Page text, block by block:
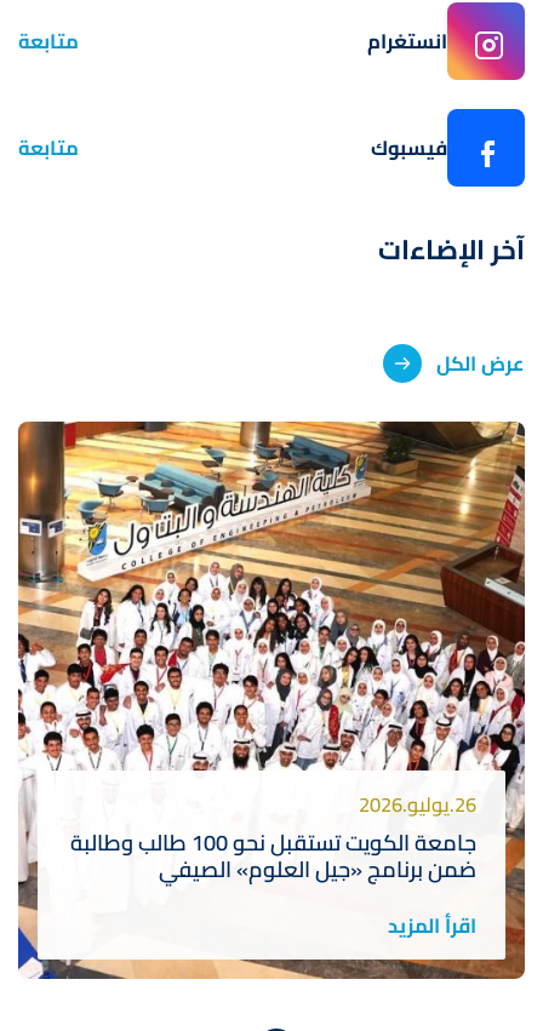
انستغرام متابعة
فيسبوك متابعة
آخر الإضاءات
عرض الكل
26.يوليو.2026
جامعة الكويت تستقبل نحو 100 طالب وطالبة
ضمن برنامج «جيل العلوم» الصيفي
اقرأ المزيد